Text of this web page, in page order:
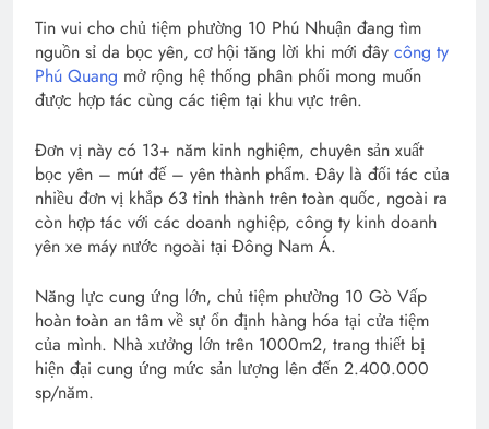
Tin vui cho chủ tiệm phường 10 Phú Nhuận đang tìm
nguồn sỉ da bọc yên, cơ hội tăng lời khi mới đây công ty
Phú Quang mở rộng hệ thống phân phối mong muốn
được hợp tác cùng các tiệm tại khu vực trên.
Đơn vị này có 13+ năm kinh nghiệm, chuyên sản xuất
bọc yên – mút đế – yên thành phẩm. Đây là đối tác của
nhiều đơn vị khắp 63 tỉnh thành trên toàn quốc, ngoài ra
còn hợp tác với các doanh nghiệp, công ty kinh doanh
yên xe máy nước ngoài tại Đông Nam Á.
Năng lực cung ứng lớn, chủ tiệm phường 10 Gò Vấp
hoàn toàn an tâm về sự ổn định hàng hóa tại cửa tiệm
của mình. Nhà xưởng lớn trên 1000m2, trang thiết bị
hiện đại cung ứng mức sản lượng lên đến 2.400.000
sp/năm.